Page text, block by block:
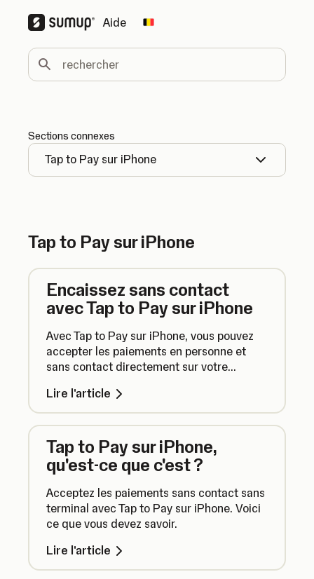
Aide Change country
rechercher
Sections connexes
Tap to Pay sur iPhone
Tap to Pay sur iPhone
Encaissez sans contact
avec Tap to Pay sur iPhone
Avec Tap to Pay sur iPhone, vous pouvez
accepter les paiements en personne et
sans contact directement sur votre
Lire l'article
Tap to Pay sur iPhone,
qu'est-ce que c'est ?
Acceptez les paiements sans contact sans
terminal avec Tap to Pay sur iPhone. Voici
ce que vous devez savoir.
Lire l'article